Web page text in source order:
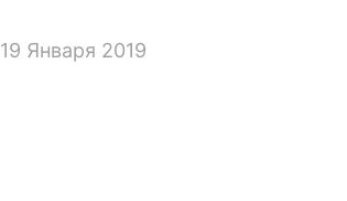
19 Января 2019